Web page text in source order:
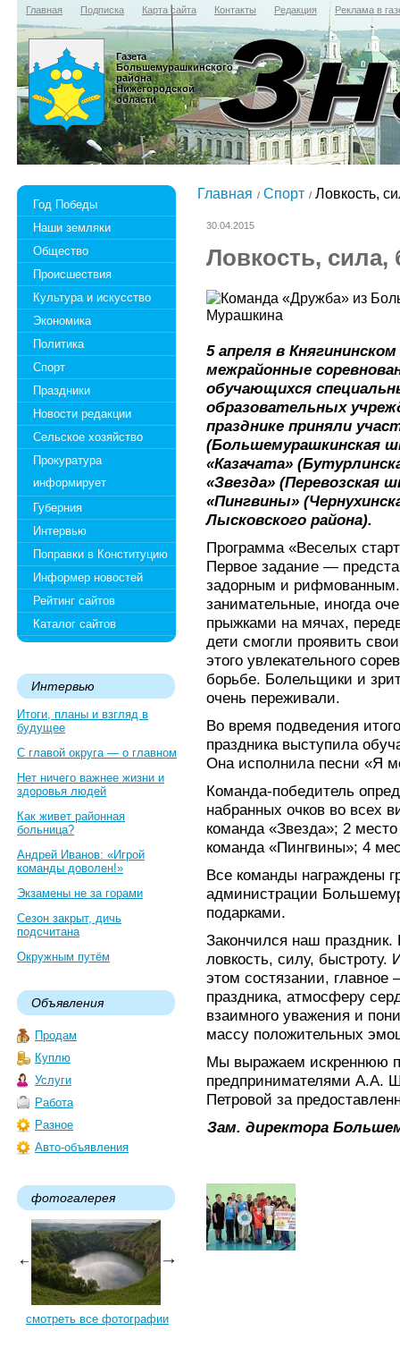
Главная Подписка Карта сайта Контакты Редакция Реклама в
Газета
Большемурашкинского
района
Нижегородской
области
Год Победы
Наши земляки
Общество
Происшествия
Культура и искусство
Экономика
Политика
Спорт
Праздники
Новости редакции
Сельское хозяйство
Прокуратура
информирует
Губерния
Интервью
Поправки в Конституцию
Информер новостей
Рейтинг сайтов
Каталог сайтов
Интервью
Итоги, планы и взгляд в
будущее
С главой округа — о главном
Нет ничего важнее жизни и
здоровья людей
Как живет районная
больница?
Андрей Иванов: «Игрой
команды доволен!»
Экзамены не за горами
Сезон закрыт, дичь
подсчитана
Окружным путём
Объявления
Продам
Куплю
Услуги
Работа
Разное
Авто-объявления
фотогалерея
смотреть все фотографии
Главная Спорт Ловкость,
30.04.2015
Ловкость, сила,
5 апреля в
межрайонные
обучающихся
образовательных
празднике приняли
(Большемурашкинская
«Казачата»
«Звезда» (Перевозская
«Пингвины»
Лысковского района).
Программа «Веселых
Первое задание —
задорным и
занимательные, иногда
прыжками на мячах,
дети смогли проявить
этого увлекательного
борьбе. Болельщики и
очень переживали.
Во время подведения
праздника выступила
Она исполнила песни «Я
Команда-победитель
набранных очков во всех
команда «Звезда»; 2
команда «Пингвины»; 4
Все команды награждены
администрации
подарками.
Закончился наш праздник.
ловкость, силу, быстроту.
этом состязании, главное
праздника, атмосферу
взаимного уважения и
массу положительных
Мы выражаем искреннюю
предпринимателями А.А.
Петровой за
Зам. директора